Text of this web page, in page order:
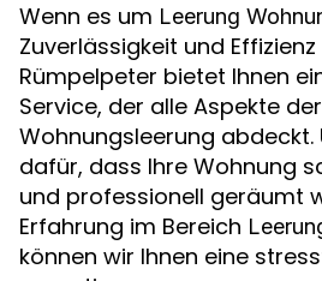
Wenn es um Leerung
Zuverlässigkeit und
Rümpelpeter bietet Ihnen
Service, der alle Aspekte der
Wohnungsleerung
dafür, dass Ihre Wohnung
und professionell geräumt
Erfahrung im Bereich
können wir Ihnen eine